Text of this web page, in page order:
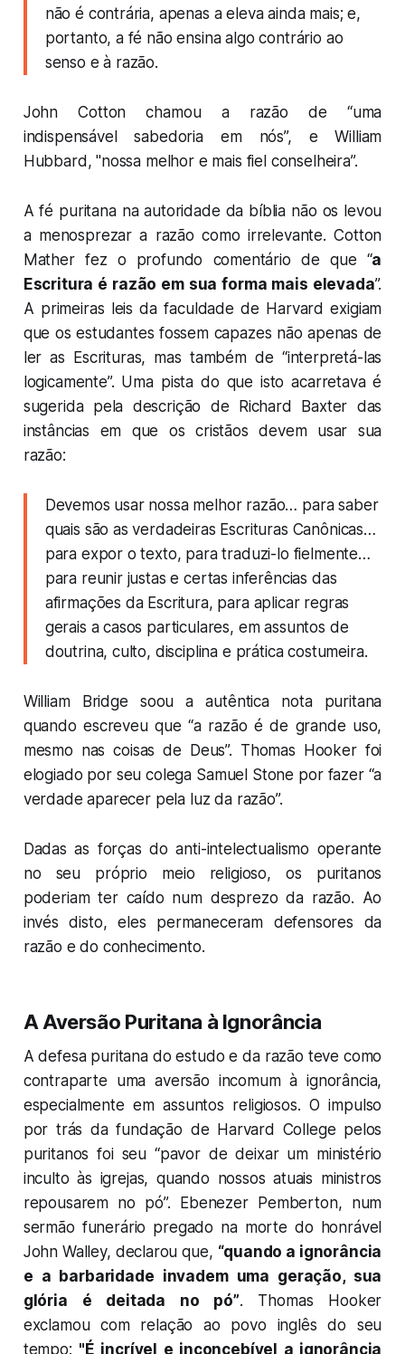
não é contrária, apenas a eleva ainda mais; e,
portanto, a fé não ensina algo contrário ao
senso e à razão.
John Cotton chamou a razão de “uma
indispensável sabedoria em nós”, e William
Hubbard, "nossa melhor e mais fiel conselheira”.
A fé puritana na autoridade da bíblia não os levou
a menosprezar a razão como irrelevante. Cotton
Mather fez o profundo comentário de que “a
Escritura é razão em sua forma mais elevada”.
A primeiras leis da faculdade de Harvard exigiam
que os estudantes fossem capazes não apenas de
ler as Escrituras, mas também de “interpretá-las
logicamente”. Uma pista do que isto acarretava é
sugerida pela descrição de Richard Baxter das
instâncias em que os cristãos devem usar sua
razão:
Devemos usar nossa melhor razão… para saber
quais são as verdadeiras Escrituras Canônicas…
para expor o texto, para traduzi-lo fielmente…
para reunir justas e certas inferências das
afirmações da Escritura, para aplicar regras
gerais a casos particulares, em assuntos de
doutrina, culto, disciplina e prática costumeira.
William Bridge soou a autêntica nota puritana
quando escreveu que “a razão é de grande uso,
mesmo nas coisas de Deus”. Thomas Hooker foi
elogiado por seu colega Samuel Stone por fazer “a
verdade aparecer pela luz da razão”.
Dadas as forças do anti-intelectualismo operante
no seu próprio meio religioso, os puritanos
poderiam ter caído num desprezo da razão. Ao
invés disto, eles permaneceram defensores da
razão e do conhecimento.
A Aversão Puritana à Ignorância
A defesa puritana do estudo e da razão teve como
contraparte uma aversão incomum à ignorância,
especialmente em assuntos religiosos. O impulso
por trás da fundação de Harvard College pelos
puritanos foi seu “pavor de deixar um ministério
inculto às igrejas, quando nossos atuais ministros
repousarem no pó”. Ebenezer Pemberton, num
sermão funerário pregado na morte do honrável
John Walley, declarou que, “quando a ignorância
e a barbaridade invadem uma geração, sua
glória é deitada no pó”. Thomas Hooker
exclamou com relação ao povo inglês do seu
tempo: "É incrível e inconcebível a ignorância